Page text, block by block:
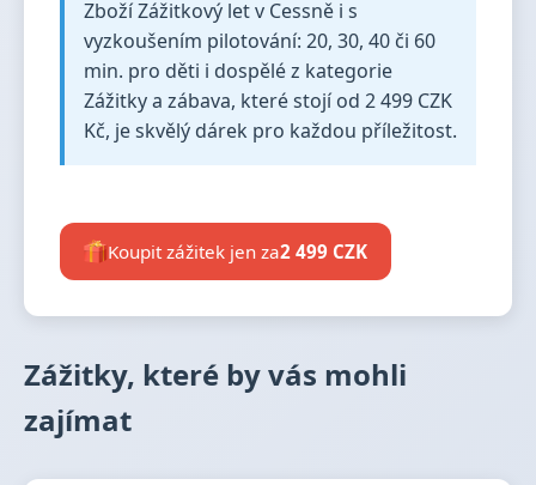
Zboží Zážitkový let v Cessně i s
vyzkoušením pilotování: 20, 30, 40 či 60
min. pro děti i dospělé z kategorie
Zážitky a zábava, které stojí od 2 499 CZK
Kč, je skvělý dárek pro každou příležitost.
Koupit zážitek jen za2 499 CZK
Zážitky, které by vás mohli
zajímat